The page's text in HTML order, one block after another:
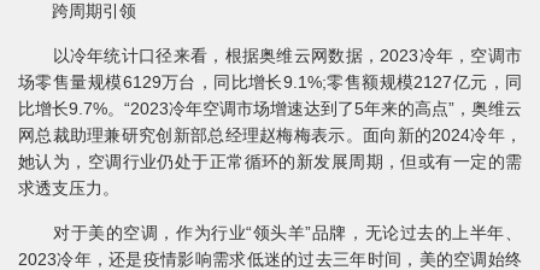
跨周期引领
以冷年统计口径来看，根据奥维云网数据，2023冷年，空调市
场零售量规模6129万台，同比增长9.1%;零售额规模2127亿元，同
比增长9.7%。“2023冷年空调市场增速达到了5年来的高点”，奥维云
网总裁助理兼研究创新部总经理赵梅梅表示。面向新的2024冷年，
她认为，空调行业仍处于正常循环的新发展周期，但或有一定的需
求透支压力。
对于美的空调，作为行业“领头羊”品牌，无论过去的上半年、
2023冷年，还是疫情影响需求低迷的过去三年时间，美的空调始终